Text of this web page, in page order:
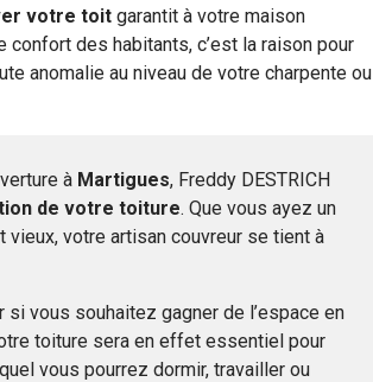
votre toit garantit à votre maison
des habitants, c’est la raison pour
anomalie au niveau de votre charpente ou
à Martigues, Freddy DESTRICH
de votre toiture. Que vous ayez un
votre artisan couvreur se tient à
vous souhaitez gagner de l’espace en
toiture sera en effet essentiel pour
vous pourrez dormir, travailler ou